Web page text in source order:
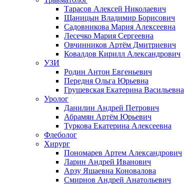
Тарасов Алексей Николаевич
Щаницын Владимир Борисович
Садовникова Мария Алексеевна
Лесечко Мария Сергеевна
Овчинников Артём Дмитриевич
Ковалдов Кирилл Александрович
УЗИ
Родин Антон Евгеньевич
Передня Ольга Юрьевна
Грушевская Екатерина Васильевна
Уролог
Данилин Андрей Петрович
Абрамян Артём Юрьевич
Туркова Екатерина Алексеевна
Флеболог
Хирург
Пономарев Артем Александрович
Ларин Андрей Иванович
Арзу Яшаевна Коновалова
Смирнов Андрей Анатольевич